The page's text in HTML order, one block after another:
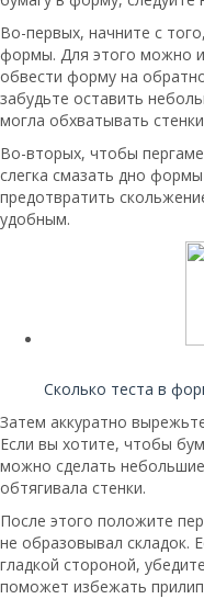
Во-первых, начните с
формы. Для этого можно
обвести форму на
забудьте оставить
могла обхватывать
Во-вторых, чтобы
слегка смазать дно
предотвратить
удобным.
Сколько теста в
Затем аккуратно
Если вы хотите, чтобы
можно сделать
обтягивала стенки.
После этого положите
не образовывал складок.
гладкой стороной,
поможет избежать